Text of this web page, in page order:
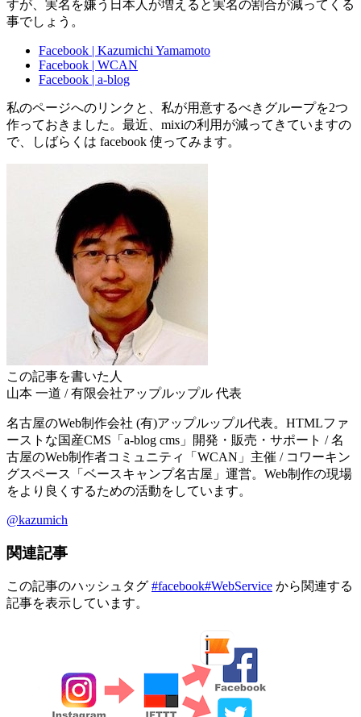
すが、実名を嫌う日本人が増えると実名の割合が減ってくる
事でしょう。
Facebook | Kazumichi Yamamoto
Facebook | WCAN
Facebook | a-blog
私のページへのリンクと、私が用意するべきグループを2つ
作っておきました。最近、mixiの利用が減ってきていますの
で、しばらくは facebook 使ってみます。
この記事を書いた人
山本 一道 / 有限会社アップルップル 代表
名古屋のWeb制作会社 (有)アップルップル代表。HTMLファ
ーストな国産CMS「a-blog cms」開発・販売・サポート / 名
古屋のWeb制作者コミュニティ「WCAN」主催 / コワーキン
グスペース「ベースキャンプ名古屋」運営。Web制作の現場
をより良くするための活動をしています。
@kazumich
関連記事
この記事のハッシュタグ #facebook#WebService から関連する
記事を表示しています。